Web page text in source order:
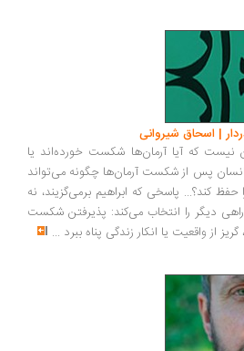
شیروانی
آیا آرمان‌ها شکست خورده‌اند یا
از شکست آرمان‌ها چگونه می‌تواند
پاسخی که ابراهیم برمی‌گزیند، نه
را انتخاب می‌کند: پذیرفتن شکست
یا انکار زندگی پناه ببرد...